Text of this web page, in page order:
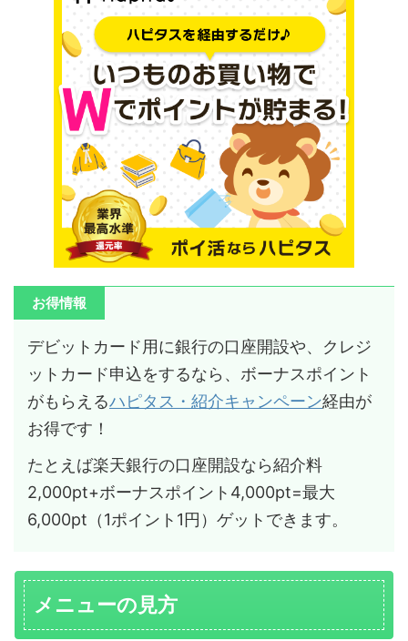
お得情報
デビットカード用に銀行の口座開設や、クレジ
ットカード申込をするなら、ボーナスポイント
がもらえるハピタス・紹介キャンペーン経由が
お得です！
たとえば楽天銀行の口座開設なら紹介料
2,000pt+ボーナスポイント4,000pt=最大
6,000pt（1ポイント1円）ゲットできます。
メニューの見方